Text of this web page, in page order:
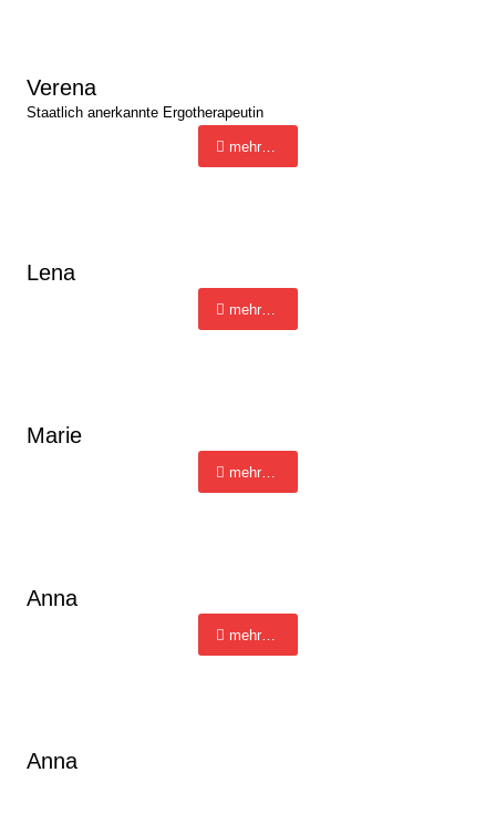
Verena
Staatlich anerkannte Ergotherapeutin
mehr…
Lena
mehr…
Marie
mehr…
Anna
mehr…
Anna